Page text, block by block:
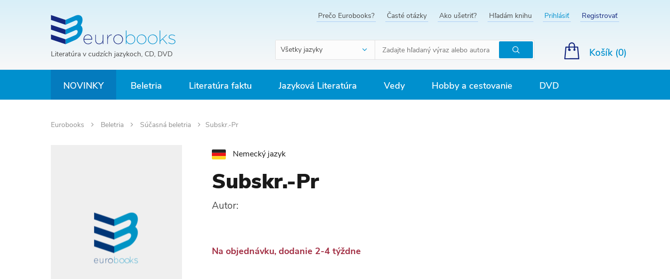
Literatúra v cudzích jazykoch, CD, DVD
Prečo Eurobooks? Časté otázky Ako ušetriť? Hľadám knihu Prihlásiť Registrovať
Všetky jazyky
Hľadať
Košík (0)
NOVINKY Beletria Literatúra faktu Jazyková Literatúra Vedy Hobby a cestovanie DVD
Eurobooks Beletria Súčasná beletria Subskr.-Pr
Nemecký jazyk
Subskr.-Pr
Autor:
Na objednávku, dodanie 2-4 týždne